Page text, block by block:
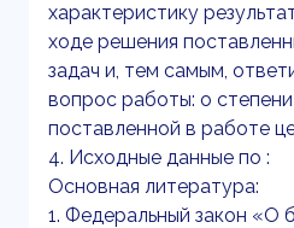
характеристику
ходе решения
задач и, тем самым,
вопрос работы: о
поставленной в работе
4. Исходные данные по :
Основная литература:
1. Федеральный закон «О